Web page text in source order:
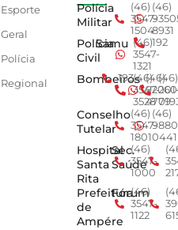
Esporte
Geral
Polícia
Regional
Polícia
Militar
(46)
3547-
1504
(46)
8931
Polícia
Civil
Samu (46)
3547-
1321
192
Bombeiros
193(46)
3547-
3528
(46)
4779
(46)
Conselho
Tutelar
(46)
3547-
1801
(46)
0441
Hospital
Santa
Rita
Sec.
Saúde
(46)
3547-
1000
Prefeitura
de
Ampére
Fórum
(46)
3547-
1122